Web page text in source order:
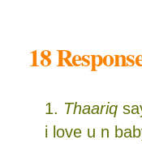
18
Thaariq
i love u n